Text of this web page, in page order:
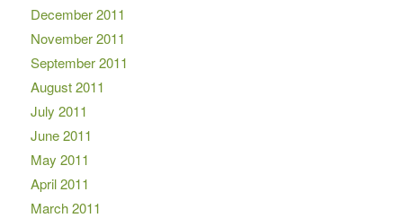
December 2011
November 2011
September 2011
August 2011
July 2011
June 2011
May 2011
April 2011
March 2011